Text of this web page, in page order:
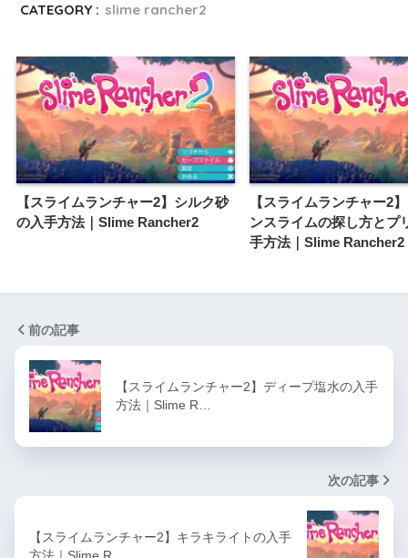
CATEGORY : slime rancher2
【スライムランチャー2】シルク砂
の入手方法｜Slime Rancher2
【スライムランチャー2
ンスライムの探し方とプ
手方法｜Slime Rancher2
前の記事
【スライムランチャー2】ディープ塩水の入手
方法｜Slime R…
次の記事
【スライムランチャー2】キラキライトの入手
方法｜Slime R…